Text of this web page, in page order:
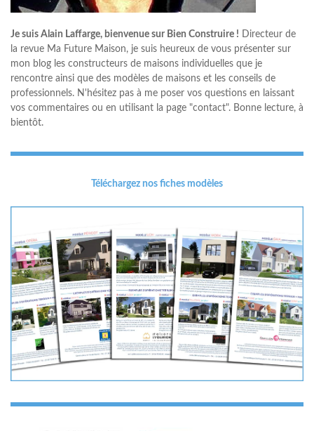
Je suis Alain Laffarge, bienvenue sur Bien Construire ! Directeur de
la revue Ma Future Maison, je suis heureux de vous présenter sur
mon blog les constructeurs de maisons individuelles que je
rencontre ainsi que des modèles de maisons et les conseils de
professionnels. N'hésitez pas à me poser vos questions en laissant
vos commentaires ou en utilisant la page "contact". Bonne lecture, à
bientôt.
Téléchargez nos fiches modèles